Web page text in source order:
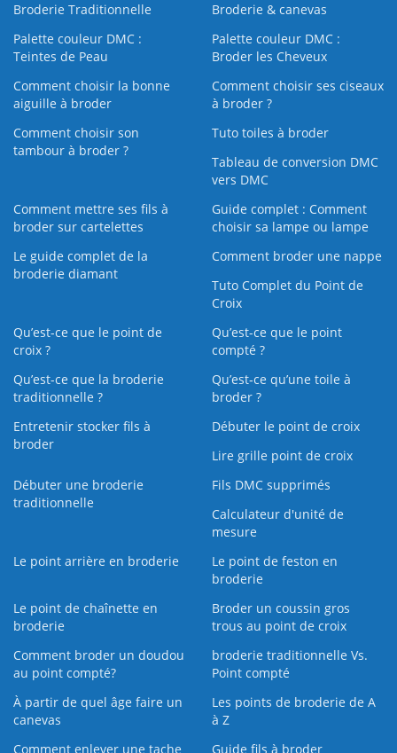
Broderie Traditionnelle
Broderie & canevas
Palette couleur DMC :
Teintes de Peau
Palette couleur DMC :
Broder les Cheveux
Comment choisir la bonne
aiguille à broder
Comment choisir ses ciseaux
à broder ?
Comment choisir son
tambour à broder ?
Tuto toiles à broder
Tableau de conversion DMC
vers DMC
Comment mettre ses fils à
broder sur cartelettes
Guide complet : Comment
choisir sa lampe ou lampe
Le guide complet de la
broderie diamant
Comment broder une nappe
Tuto Complet du Point de
Croix
Qu’est-ce que le point de
croix ?
Qu’est-ce que le point
compté ?
Qu’est-ce que la broderie
traditionnelle ?
Qu’est‑ce qu’une toile à
broder ?
Entretenir stocker fils à
broder
Débuter le point de croix
Lire grille point de croix
Débuter une broderie
traditionnelle
Fils DMC supprimés
Calculateur d'unité de
mesure
Le point arrière en broderie
Le point de feston en
broderie
Le point de chaînette en
broderie
Broder un coussin gros
trous au point de croix
Comment broder un doudou
au point compté?
broderie traditionnelle Vs.
Point compté
À partir de quel âge faire un
canevas
Les points de broderie de A
à Z
Comment enlever une tache
Guide fils à broder